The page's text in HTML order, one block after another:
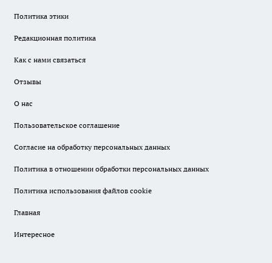
Политика этики
Редакционная политика
Как с нами связаться
Отзывы
О нас
Пользовательское соглашение
Согласие на обработку персональных данных
Политика в отношении обработки персональных данных
Политика использования файлов cookie
Главная
Интересное